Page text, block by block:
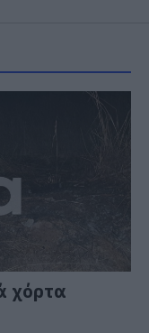
χόρτα